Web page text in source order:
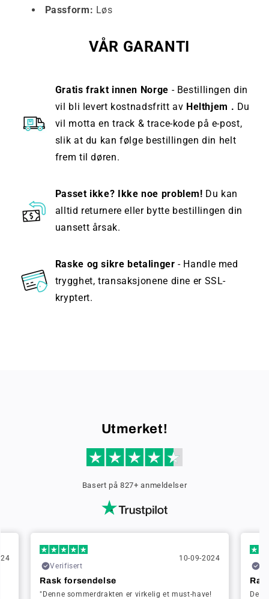
Passform: Løs
VÅR GARANTI
Gratis frakt innen Norge - Bestillingen din
vil bli levert kostnadsfritt av Helthjem . Du
vil motta en track & trace-kode på e-post,
slik at du kan følge bestillingen din helt
frem til døren.
Passet ikke? Ikke noe problem! Du kan
alltid returnere eller bytte bestillingen din
uansett årsak.
Raske og sikre betalinger - Handle med
trygghet, transaksjonene dine er SSL-
kryptert.
Utmerket!
Basert på 827+ anmeldelser
Verifisert
10-09-2024
Rask forsendelse
"Denne sommerdrakten er virkelig et must-have!